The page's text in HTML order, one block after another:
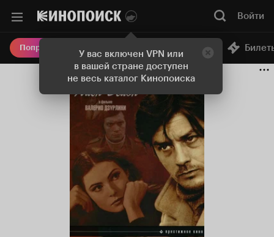
У вас включен VPN или
в вашей стране доступен
не весь каталог Кинопоиска
Войти
Попробовать Плюс Онлайн-кинотеатр